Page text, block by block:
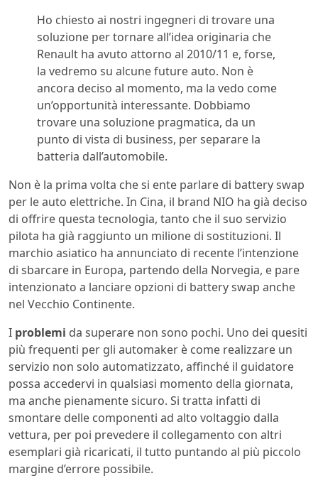
Ho chiesto ai nostri ingegneri di trovare una
soluzione per tornare all’idea originaria che
Renault ha avuto attorno al 2010/11 e, forse,
la vedremo su alcune future auto. Non è
ancora deciso al momento, ma la vedo come
un’opportunità interessante. Dobbiamo
trovare una soluzione pragmatica, da un
punto di vista di business, per separare la
batteria dall’automobile.
Non è la prima volta che si ente parlare di battery swap
per le auto elettriche. In Cina, il brand NIO ha già deciso
di offrire questa tecnologia, tanto che il suo servizio
pilota ha già raggiunto un milione di sostituzioni. Il
marchio asiatico ha annunciato di recente l’intenzione
di sbarcare in Europa, partendo della Norvegia, e pare
intenzionato a lanciare opzioni di battery swap anche
nel Vecchio Continente.
I problemi da superare non sono pochi. Uno dei quesiti
più frequenti per gli automaker è come realizzare un
servizio non solo automatizzato, affinché il guidatore
possa accedervi in qualsiasi momento della giornata,
ma anche pienamente sicuro. Si tratta infatti di
smontare delle componenti ad alto voltaggio dalla
vettura, per poi prevedere il collegamento con altri
esemplari già ricaricati, il tutto puntando al più piccolo
margine d’errore possibile.